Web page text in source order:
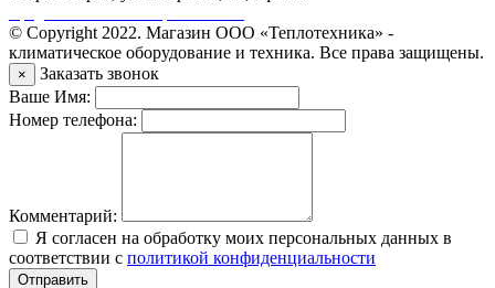
© Copyright 2022. Магазин ООО «Теплотехника» -
климатическое оборудование и техника. Все права защищены.
×
Заказать звонок
Ваше Имя:
Номер телефона:
Комментарий:
Я согласен на обработку моих персональных данных в
соответствии с политикой конфиденциальности
Отправить